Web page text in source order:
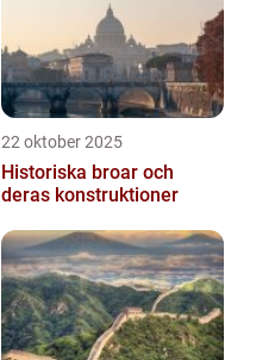
22 oktober 2025
Historiska broar och
deras konstruktioner